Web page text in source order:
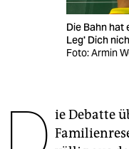
fragen & hilfe
genossenschaft
Die Bahn hat
Leg' Dich
Foto: Armin
ie Debatte